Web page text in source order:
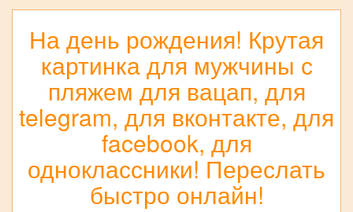
На день рождения! Крутая
картинка для мужчины с
пляжем для вацап, для
telegram, для вконтакте, для
facebook, для
одноклассники! Переслать
быстро онлайн!